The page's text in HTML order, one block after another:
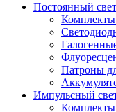
Постоянный
Комплекты
Патроны
Импульсный
Комплекты